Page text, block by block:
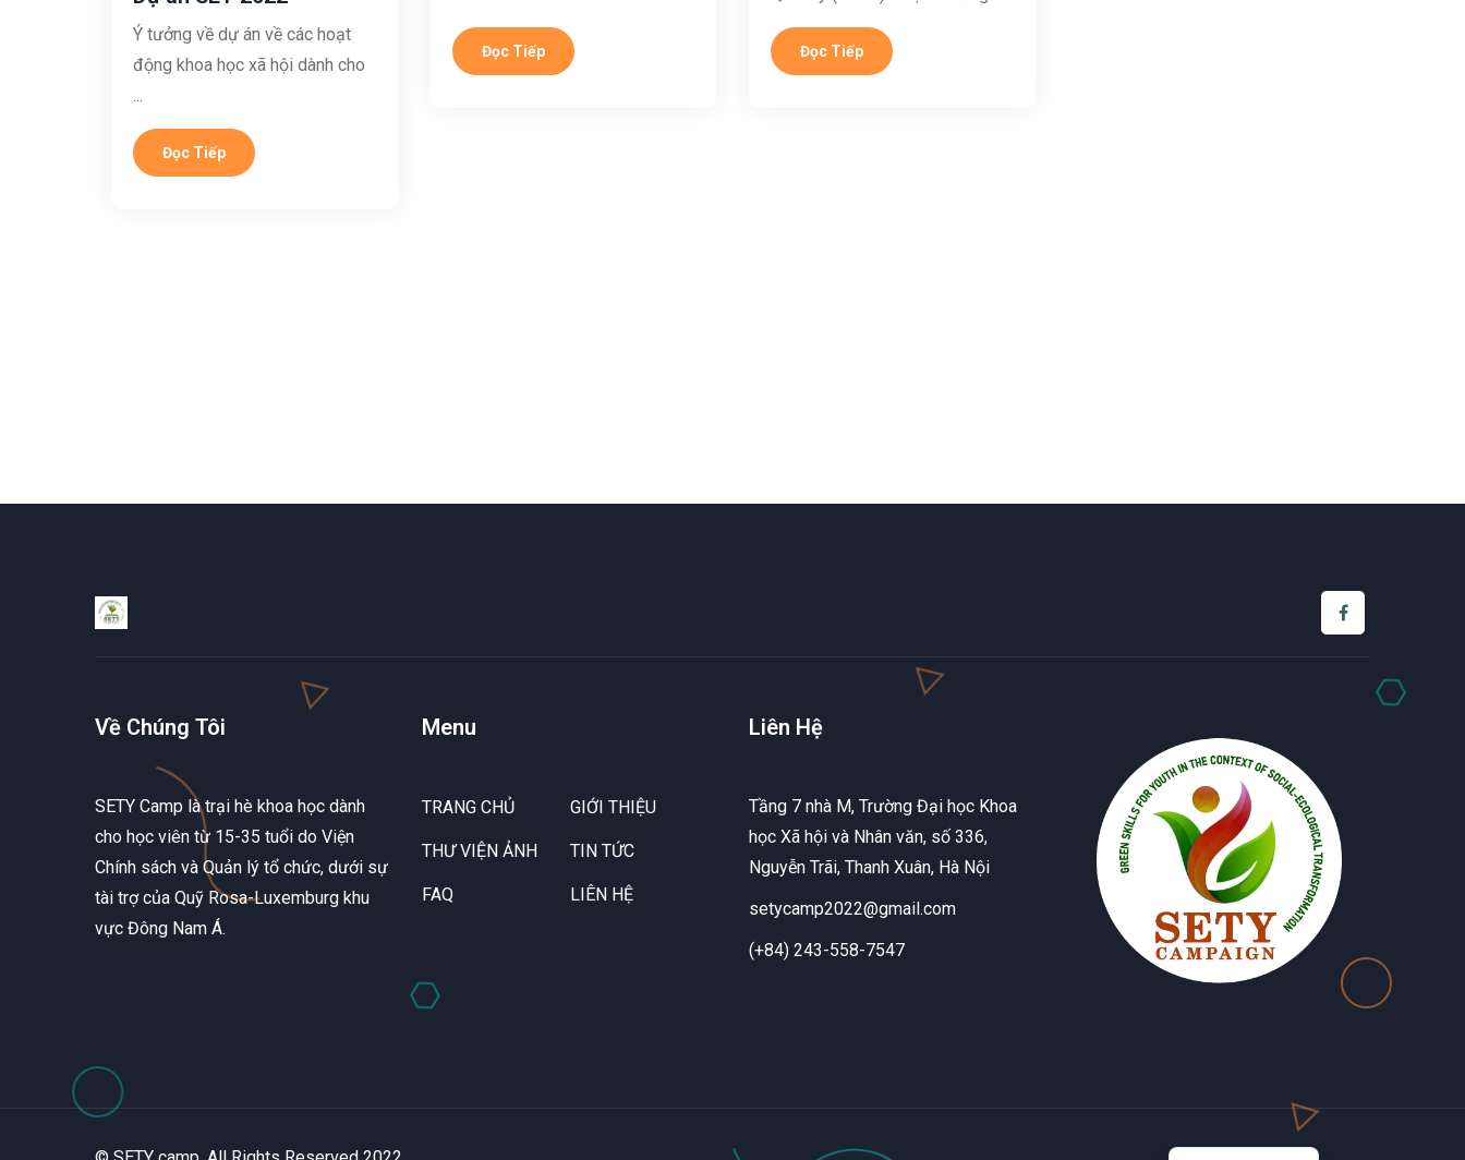
Ý tưởng về dự án về các hoạt
động khoa học xã hội dành cho
Đọc Tiếp
Đọc Tiếp Đọc Tiếp
Về Chúng Tôi
SETY Camp là trại hè khoa học dành
cho học viên từ 15-35 tuổi do Viện
Chính sách và Quản lý tổ chức, dưới sự
tài trợ của Quỹ Rosa-Luxemburg khu
vực Đông Nam Á.
Menu
TRANG CHỦ GIỚI THIỆU
THƯ VIỆN ẢNH TIN TỨC
FAQ LIÊN HỆ
Liên Hệ
Tầng 7 nhà M, Trường Đại học Khoa
học Xã hội và Nhân văn, số 336,
Nguyễn Trãi, Thanh Xuân, Hà Nội
setycamp2022@gmail.com
(+84) 243-558-7547